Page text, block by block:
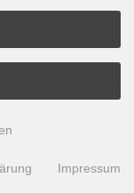
lang_german.custom.
2026 Impressum